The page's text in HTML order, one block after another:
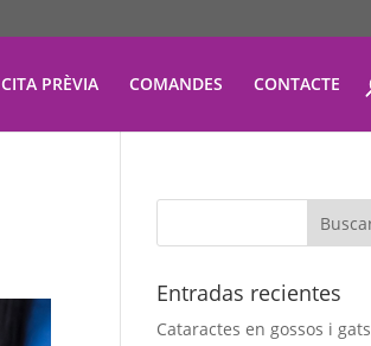
CITA PRÈVIA COMANDES CONTACTE
Entradas recientes
Cataractes en gossos i gats